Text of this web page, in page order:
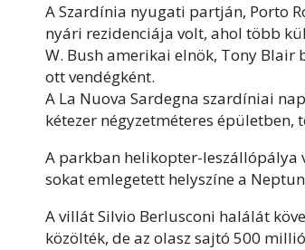
A Szardínia nyugati partján, Porto
nyári rezidenciája volt, ahol több
W. Bush amerikai elnök, Tony
ott vendégként.
A La Nuova Sardegna szardíniai
kétezer négyzetméteres
A parkban helikopter-leszállópálya
sokat emlegetett helyszíne a
A villát Silvio Berlusconi halálát
közölték, de az olasz sajtó 500